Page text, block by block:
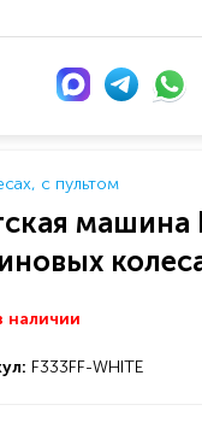
с пультом
машина
наличии
F333FF-WHITE